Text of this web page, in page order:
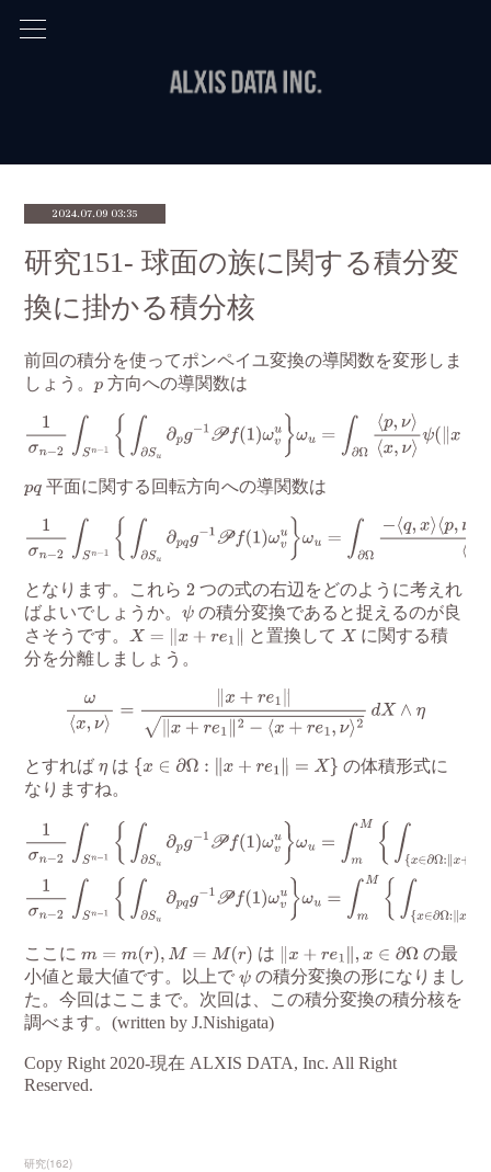
2024.07.09 03:35
研究151- 球面の族に関する積分変
換に掛かる積分核
研究(162)